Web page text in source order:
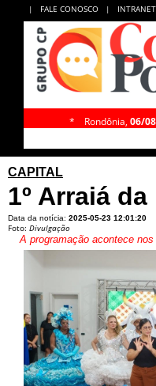
| FALE CONOSCO |
* Rondônia, 06/
CAPITAL
1º Arraiá
Data da notícia: 2025-05-23 12:01:20
Foto: Divulgação
A programação acontece